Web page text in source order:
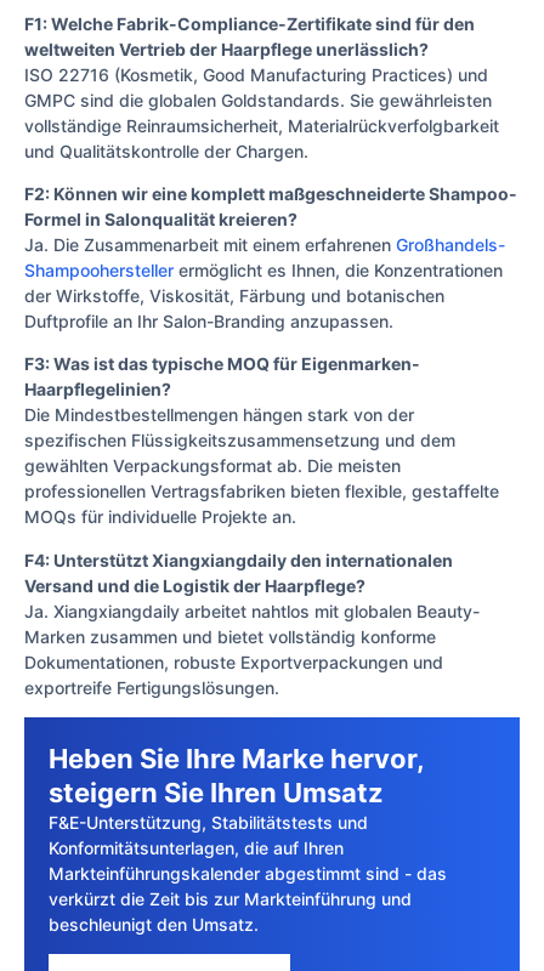
F1: Welche Fabrik-Compliance-Zertifikate sind für den
weltweiten Vertrieb der Haarpflege unerlässlich?
ISO 22716 (Kosmetik, Good Manufacturing Practices) und
GMPC sind die globalen Goldstandards. Sie gewährleisten
vollständige Reinraumsicherheit, Materialrückverfolgbarkeit
und Qualitätskontrolle der Chargen.
F2: Können wir eine komplett maßgeschneiderte Shampoo-
Formel in Salonqualität kreieren?
Ja. Die Zusammenarbeit mit einem erfahrenen Großhandels-
Shampoohersteller ermöglicht es Ihnen, die Konzentrationen
der Wirkstoffe, Viskosität, Färbung und botanischen
Duftprofile an Ihr Salon-Branding anzupassen.
F3: Was ist das typische MOQ für Eigenmarken-
Haarpflegelinien?
Die Mindestbestellmengen hängen stark von der
spezifischen Flüssigkeitszusammensetzung und dem
gewählten Verpackungsformat ab. Die meisten
professionellen Vertragsfabriken bieten flexible, gestaffelte
MOQs für individuelle Projekte an.
F4: Unterstützt Xiangxiangdaily den internationalen
Versand und die Logistik der Haarpflege?
Ja. Xiangxiangdaily arbeitet nahtlos mit globalen Beauty-
Marken zusammen und bietet vollständig konforme
Dokumentationen, robuste Exportverpackungen und
exportreife Fertigungslösungen.
Heben Sie Ihre Marke hervor,
steigern Sie Ihren Umsatz
F&E-Unterstützung, Stabilitätstests und
Konformitätsunterlagen, die auf Ihren
Markteinführungskalender abgestimmt sind - das
verkürzt die Zeit bis zur Markteinführung und
beschleunigt den Umsatz.